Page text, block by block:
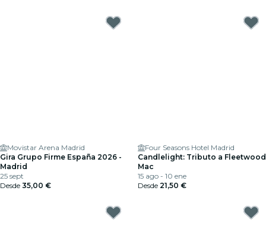
Movistar Arena Madrid
Gira Grupo Firme España 2026 -
Madrid
25 sept
Desde 35,00 €
Four Seasons Hotel Madrid
Candlelight: Tributo a Fleetwood
Mac
15 ago - 10 ene
Desde 21,50 €